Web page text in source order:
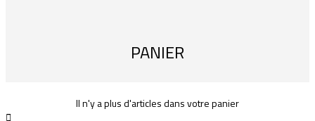
PANIER
Il n'y a plus d'articles dans votre panier
